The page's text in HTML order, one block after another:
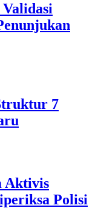
7
Aktivis
Polisi